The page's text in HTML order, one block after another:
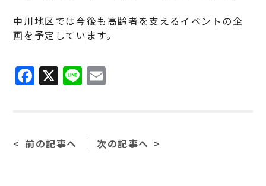
中川地区では今後も高齢者を支えるイベントの企
画を予定しています。
F
a
b
X Li
n
前の記事へ 次の記事へ